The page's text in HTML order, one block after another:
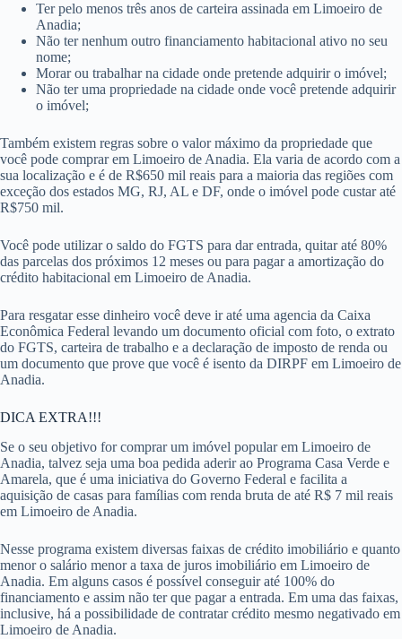
Ter pelo menos três anos de carteira assinada em Limoeiro de
Anadia;
Não ter nenhum outro financiamento habitacional ativo no seu
nome;
Morar ou trabalhar na cidade onde pretende adquirir o imóvel;
Não ter uma propriedade na cidade onde você pretende adquirir
o imóvel;
Também existem regras sobre o valor máximo da propriedade que
você pode comprar em Limoeiro de Anadia. Ela varia de acordo com a
sua localização e é de R$650 mil reais para a maioria das regiões com
exceção dos estados MG, RJ, AL e DF, onde o imóvel pode custar até
R$750 mil.
Você pode utilizar o saldo do FGTS para dar entrada, quitar até 80%
das parcelas dos próximos 12 meses ou para pagar a amortização do
crédito habitacional em Limoeiro de Anadia.
Para resgatar esse dinheiro você deve ir até uma agencia da Caixa
Econômica Federal levando um documento oficial com foto, o extrato
do FGTS, carteira de trabalho e a declaração de imposto de renda ou
um documento que prove que você é isento da DIRPF em Limoeiro de
Anadia.
DICA EXTRA!!!
Se o seu objetivo for comprar um imóvel popular em Limoeiro de
Anadia, talvez seja uma boa pedida aderir ao Programa Casa Verde e
Amarela, que é uma iniciativa do Governo Federal e facilita a
aquisição de casas para famílias com renda bruta de até R$ 7 mil reais
em Limoeiro de Anadia.
Nesse programa existem diversas faixas de crédito imobiliário e quanto
menor o salário menor a taxa de juros imobiliário em Limoeiro de
Anadia. Em alguns casos é possível conseguir até 100% do
financiamento e assim não ter que pagar a entrada. Em uma das faixas,
inclusive, há a possibilidade de contratar crédito mesmo negativado em
Limoeiro de Anadia.